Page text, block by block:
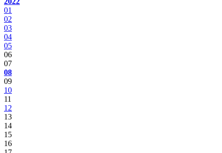
01
02
03
04
05
06
07
08
09
10
11
12
13
14
15
16